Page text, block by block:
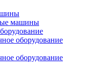
машины
оборудование
оборудование